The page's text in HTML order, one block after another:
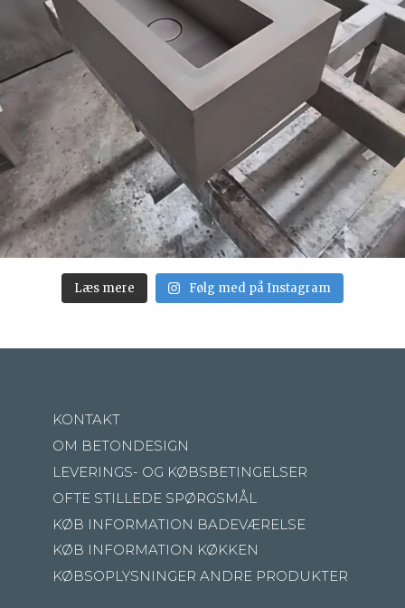
Læs mere Følg med på Instagram
KONTAKT
OM BETONDESIGN
LEVERINGS- OG KØBSBETINGELSER
OFTE STILLEDE SPØRGSMÅL
KØB INFORMATION BADEVÆRELSE
KØB INFORMATION KØKKEN
KØBSOPLYSNINGER ANDRE PRODUKTER